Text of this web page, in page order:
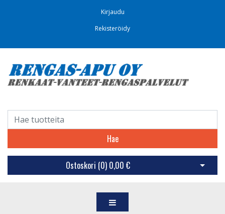
Kirjaudu
Rekisteröidy
Hae
Ostoskori (0) 0,00 € Avaa